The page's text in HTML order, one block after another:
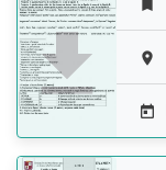



